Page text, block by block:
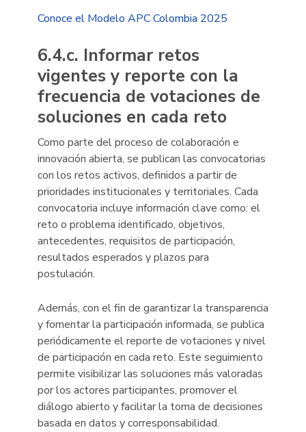
Conoce el Modelo APC Colombia 2025
6.4.c. Informar retos
vigentes y reporte con la
frecuencia de votaciones de
soluciones en cada reto
Como parte del proceso de colaboración e
innovación abierta, se publican las convocatorias
con los retos activos, definidos a partir de
prioridades institucionales y territoriales. Cada
convocatoria incluye información clave como: el
reto o problema identificado, objetivos,
antecedentes, requisitos de participación,
resultados esperados y plazos para
postulación.
Además, con el fin de garantizar la transparencia
y fomentar la participación informada, se publica
periódicamente el reporte de votaciones y nivel
de participación en cada reto. Este seguimiento
permite visibilizar las soluciones más valoradas
por los actores participantes, promover el
diálogo abierto y facilitar la toma de decisiones
basada en datos y corresponsabilidad.